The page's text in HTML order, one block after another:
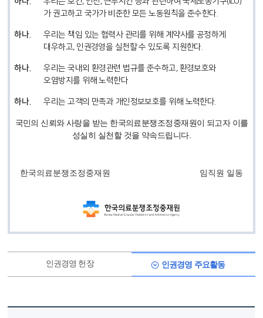
가 권고하고 국가가 비준한 모든 노동원칙을 준수한다.
우리는 책임 있는 협력사 관리를 위해 계약사를 공정하게
대우하고, 인권경영을 실천할 수 있도록 지원한다.
우리는 국내외 환경관련 법규를 준수하고, 환경보호와
오염방지를 위해 노력한다
우리는 고객의 만족과 개인정보보호를 위해 노력한다.
국민의 신뢰와 사랑을 받는 한국의료분쟁조정중재원이 되고자 이를
성실히 실천할 것을 약속드립니다.
한국의료분쟁조정중재원 임직원 일동
인권경영 헌장 인권경영 주요활동